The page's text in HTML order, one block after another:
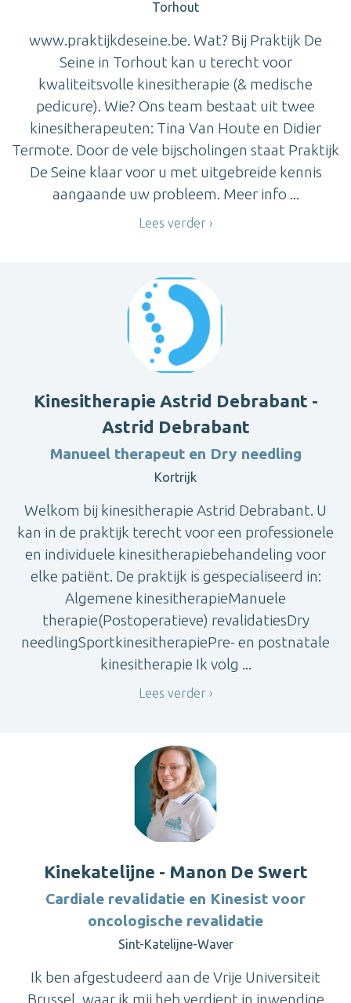
Torhout
www.praktijkdeseine.be. Wat? Bij Praktijk De
Seine in Torhout kan u terecht voor
kwaliteitsvolle kinesitherapie (& medische
pedicure). Wie? Ons team bestaat uit twee
kinesitherapeuten: Tina Van Houte en Didier
Termote. Door de vele bijscholingen staat Praktijk
De Seine klaar voor u met uitgebreide kennis
aangaande uw probleem. Meer info ...
Lees verder
Kinesitherapie Astrid Debrabant -
Astrid Debrabant
Manueel therapeut en Dry needling
Kortrijk
Welkom bij kinesitherapie Astrid Debrabant. U
kan in de praktijk terecht voor een professionele
en individuele kinesitherapiebehandeling voor
elke patiënt. De praktijk is gespecialiseerd in:
Algemene kinesitherapieManuele
therapie(Postoperatieve) revalidatiesDry
needlingSportkinesitherapiePre- en postnatale
kinesitherapie Ik volg ...
Lees verder
Kinekatelijne - Manon De Swert
Cardiale revalidatie en Kinesist voor
oncologische revalidatie
Sint-Katelijne-Waver
Ik ben afgestudeerd aan de Vrije Universiteit
Brussel, waar ik mij heb verdiept in inwendige